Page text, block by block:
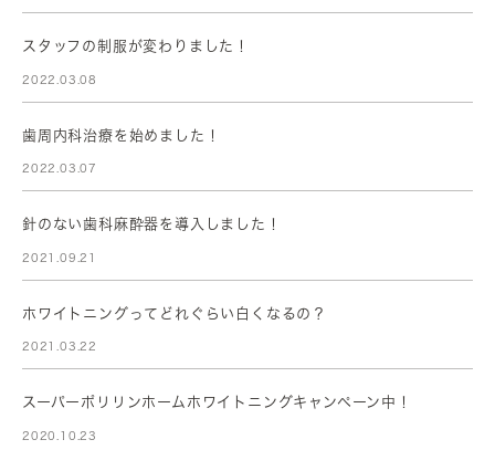
スタッフの制服が変わりました！
2022.03.08
歯周内科治療を始めました！
2022.03.07
針のない歯科麻酔器を導入しました！
2021.09.21
ホワイトニングってどれぐらい白くなるの？
2021.03.22
スーパーポリリンホームホワイトニングキャンペーン中！
2020.10.23